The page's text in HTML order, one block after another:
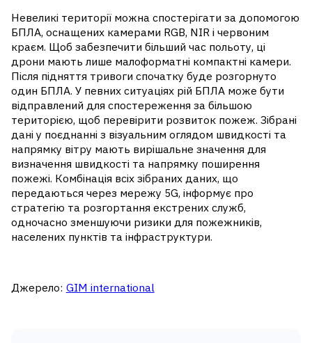
Невеликі території можна спостерігати за допомогою
БПЛА, оснащених камерами RGB, NIR і червоним
краєм. Щоб забезпечити більший час польоту, ці
дрони мають лише малоформатні компактні камери.
Після підняття тривоги спочатку буде розгорнуто
один БПЛА. У певних ситуаціях рій БПЛА може бути
відправлений для спостереження за більшою
територією, щоб перевірити розвиток пожеж. Зібрані
дані у поєднанні з візуальним оглядом швидкості та
напрямку вітру мають вирішальне значення для
визначення швидкості та напрямку поширення
пожежі. Комбінація всіх зібраних даних, що
передаються через мережу 5G, інформує про
стратегію та розгортання екстрених служб,
одночасно зменшуючи ризики для пожежників,
населених пунктів та інфраструктури.
Джерело: GIM international